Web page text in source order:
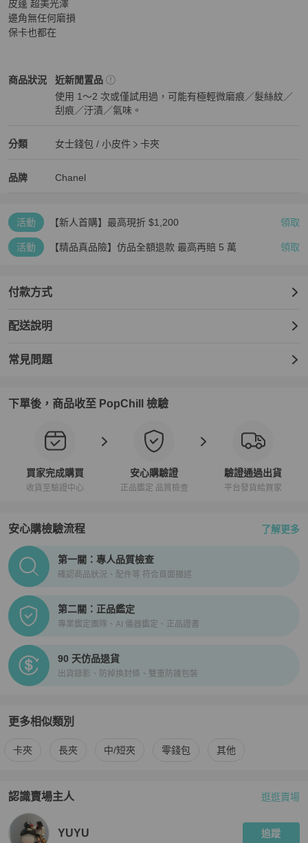
關於 CHANEL 經典卡夾 黑銀 卡夾 卡包 零錢包
皮蓬 超美光澤
邊角無任何磨損
保卡也都在
商品狀況
Chanel女士錢包 / 小皮件商品狀態與細節
近新閒置品
使用 1～2 次或僅試用過，可能有極輕微磨痕／髮絲紋／
刮痕／汙漬／氣味。
分類
Chanel 女士錢包 / 小皮件分類資訊
女士錢包 / 小皮件
卡夾
品牌
Chanel 精品女士錢包 / 小皮件
Chanel
Chanel 推薦清單
活動 【新人首購】最高現折 $1,200 領取
活動 【精品真品險】仿品全額退款 最高再賠 5 萬 領取
付款方式
配送說明
常見問題
下單後，商品收至 PopChill 檢驗
買家完成購買
收貨至驗證中心
安心購驗證
正品鑑定 品質檢查
驗證通過出貨
平台發貨給買家
安心購檢驗流程 了解更多
PopChill拍拍圈正品驗證、安心購檢驗流程介紹
第一關：專人品質檢查
確認商品狀況、配件等 符合頁面描述
第二關：正品鑑定
專業鑑定團隊、AI 儀器鑑定、正品證書
90 天仿品退貨
出貨錄影、防掉換封條、雙重防護包裝
更多相似類別
更多Chanel 女士錢包 / 小皮件 相似商品推薦
卡夾 長夾 中/短夾 零錢包 其他
認識賣場主人
PopChill 拍拍圈嚴選賣家
逛逛賣場
YUYU 追蹤